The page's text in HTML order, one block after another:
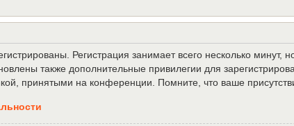
Регистрация занимает всего несколько минут,
также дополнительные привилегии для
принятыми на конференции. Помните, что ваше